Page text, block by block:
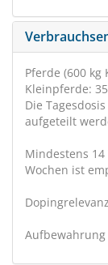
Pferde (600
Kleinpferde:
Die
aufgeteilt
Mindestens
Wochen ist